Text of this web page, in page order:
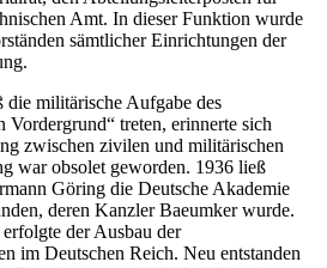
Amt. In dieser Funktion wurde
sämtlicher Einrichtungen der
die militärische Aufgabe des
treten, erinnerte sich
zwischen zivilen und militärischen
war obsolet geworden. 1936 ließ
Göring die Deutsche Akademie
deren Kanzler Baeumker wurde.
der Ausbau der
im Deutschen Reich. Neu entstanden